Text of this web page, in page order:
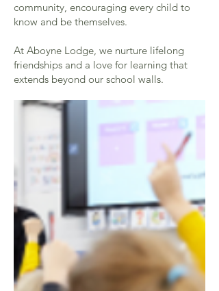
community, encouraging every child to
know and be themselves.
At Aboyne Lodge, we nurture lifelong
friendships and a love for learning that
extends beyond our school walls.